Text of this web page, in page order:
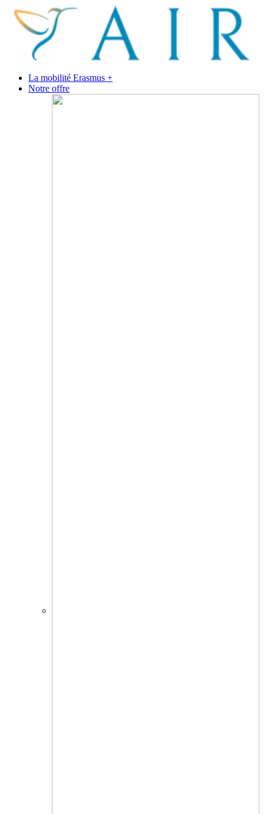
La mobilité Erasmus +
Notre offre